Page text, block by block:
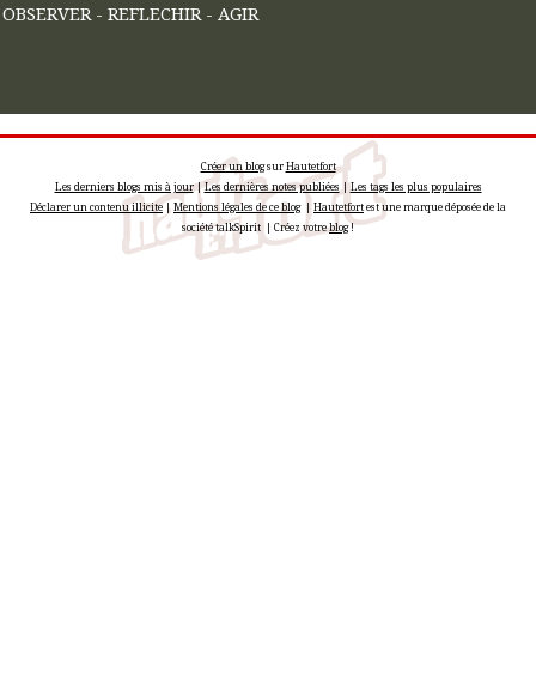
OBSERVER - REFLECHIR - AGIR
Créer un blogsurHautetfort
Les derniers blogs mis à jour|Les dernières notes publiées |Les tags les plus populaires
Déclarer un contenu illicite| Mentions légales de ce blog| Hautetfortest une marque déposée de la
société talkSpirit | Créez votreblog!